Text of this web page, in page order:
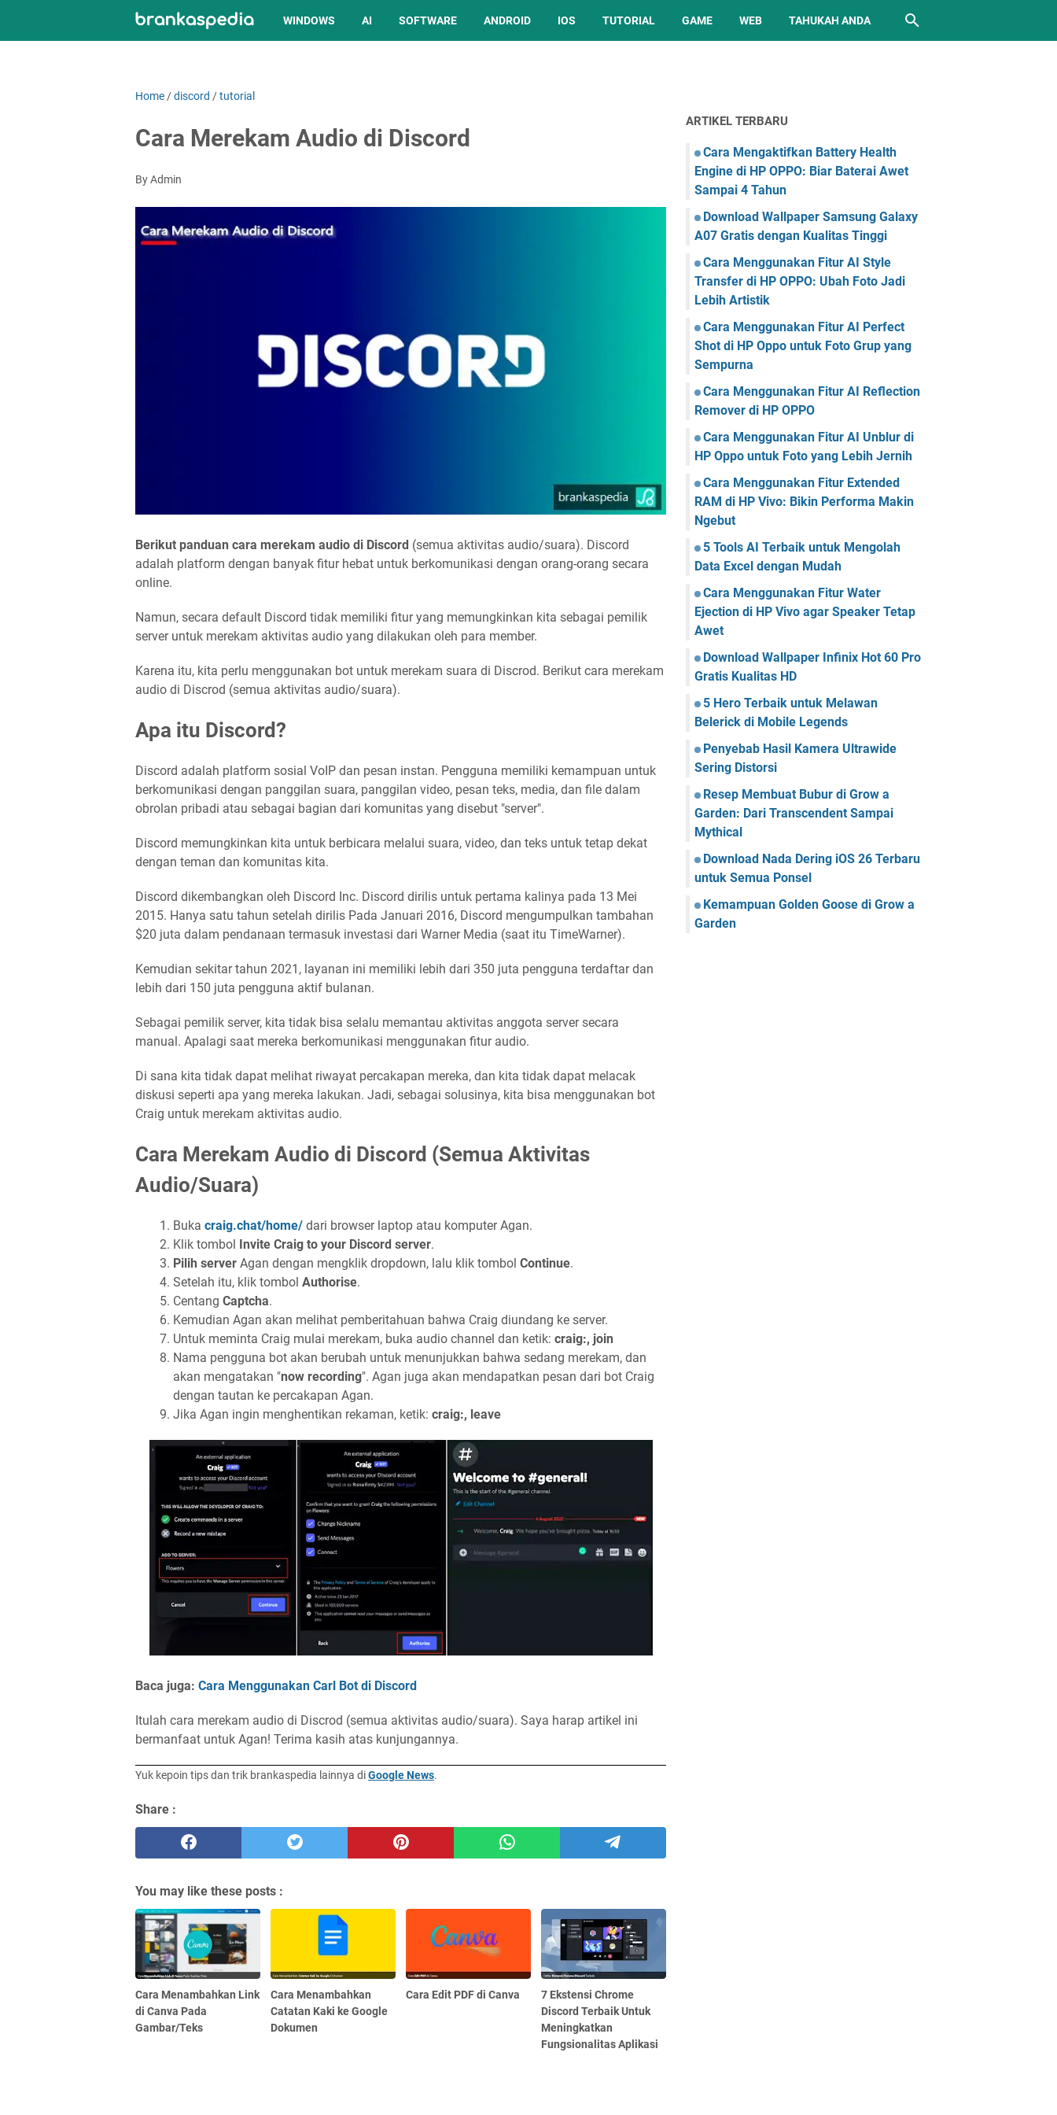
WINDOWS AI SOFTWARE ANDROID IOS TUTORIAL GAME WEB TAHUKAH ANDA
Home /discord /tutorial
Cara Merekam Audio di Discord
By Admin
Berikut panduan cara merekam audio di Discord (semua aktivitas audio/suara). Discord
adalah platform dengan banyak fitur hebat untuk berkomunikasi dengan orang-orang secara
online.
Namun, secara default Discord tidak memiliki fitur yang memungkinkan kita sebagai pemilik
server untuk merekam aktivitas audio yang dilakukan oleh para member.
Karena itu, kita perlu menggunakan bot untuk merekam suara di Discrod. Berikut cara merekam
audio di Discrod (semua aktivitas audio/suara).
Apa itu Discord?
Discord adalah platform sosial VoIP dan pesan instan. Pengguna memiliki kemampuan untuk
berkomunikasi dengan panggilan suara, panggilan video, pesan teks, media, dan file dalam
obrolan pribadi atau sebagai bagian dari komunitas yang disebut "server".
Discord memungkinkan kita untuk berbicara melalui suara, video, dan teks untuk tetap dekat
dengan teman dan komunitas kita.
Discord dikembangkan oleh Discord Inc. Discord dirilis untuk pertama kalinya pada 13 Mei
2015. Hanya satu tahun setelah dirilis Pada Januari 2016, Discord mengumpulkan tambahan
$20 juta dalam pendanaan termasuk investasi dari Warner Media (saat itu TimeWarner).
Kemudian sekitar tahun 2021, layanan ini memiliki lebih dari 350 juta pengguna terdaftar dan
lebih dari 150 juta pengguna aktif bulanan.
Sebagai pemilik server, kita tidak bisa selalu memantau aktivitas anggota server secara
manual. Apalagi saat mereka berkomunikasi menggunakan fitur audio.
Di sana kita tidak dapat melihat riwayat percakapan mereka, dan kita tidak dapat melacak
diskusi seperti apa yang mereka lakukan. Jadi, sebagai solusinya, kita bisa menggunakan bot
Craig untuk merekam aktivitas audio.
Cara Merekam Audio di Discord (Semua Aktivitas
Audio/Suara)
Buka craig.chat/home/ dari browser laptop atau komputer Agan.
Klik tombol Invite Craig to your Discord server.
Pilih server Agan dengan mengklik dropdown, lalu klik tombol Continue.
Setelah itu, klik tombol Authorise.
Centang Captcha.
Kemudian Agan akan melihat pemberitahuan bahwa Craig diundang ke server.
Untuk meminta Craig mulai merekam, buka audio channel dan ketik: craig:, join
Nama pengguna bot akan berubah untuk menunjukkan bahwa sedang merekam, dan
akan mengatakan "now recording". Agan juga akan mendapatkan pesan dari bot Craig
dengan tautan ke percakapan Agan.
Jika Agan ingin menghentikan rekaman, ketik: craig:, leave
Baca juga: Cara Menggunakan Carl Bot di Discord
Itulah cara merekam audio di Discrod (semua aktivitas audio/suara). Saya harap artikel ini
bermanfaat untuk Agan! Terima kasih atas kunjungannya.
Yuk kepoin tips dan trik brankaspedia lainnya diGoogle News.
Share :
You may like these posts :
Cara Menambahkan Link
di Canva Pada
Gambar/Teks
Cara Menambahkan
Catatan Kaki ke Google
Dokumen
Cara Edit PDF di Canva
7 Ekstensi Chrome
Discord Terbaik Untuk
Meningkatkan
Fungsionalitas Aplikasi
ARTIKEL TERBARU
Cara Mengaktifkan Battery Health
Engine di HP OPPO: Biar Baterai Awet
Sampai 4 Tahun
Download Wallpaper Samsung Galaxy
A07 Gratis dengan Kualitas Tinggi
Cara Menggunakan Fitur AI Style
Transfer di HP OPPO: Ubah Foto Jadi
Lebih Artistik
Cara Menggunakan Fitur AI Perfect
Shot di HP Oppo untuk Foto Grup yang
Sempurna
Cara Menggunakan Fitur AI Reflection
Remover di HP OPPO
Cara Menggunakan Fitur AI Unblur di
HP Oppo untuk Foto yang Lebih Jernih
Cara Menggunakan Fitur Extended
RAM di HP Vivo: Bikin Performa Makin
Ngebut
5 Tools AI Terbaik untuk Mengolah
Data Excel dengan Mudah
Cara Menggunakan Fitur Water
Ejection di HP Vivo agar Speaker Tetap
Awet
Download Wallpaper Infinix Hot 60 Pro
Gratis Kualitas HD
5 Hero Terbaik untuk Melawan
Belerick di Mobile Legends
Penyebab Hasil Kamera Ultrawide
Sering Distorsi
Resep Membuat Bubur di Grow a
Garden: Dari Transcendent Sampai
Mythical
Download Nada Dering iOS 26 Terbaru
untuk Semua Ponsel
Kemampuan Golden Goose di Grow a
Garden